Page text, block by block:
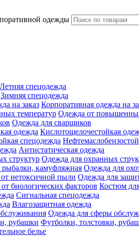
одежды
Летняя спецодежда
Зимняя спецодежда
Корпоративная одежда на
Одежда от
Одежда для сварщиков
Кислотощелочестойкая
Антистатическая одежда
Одежда для охранных
Одежда для
Одежда для
Костюм
Сигнальная спецодежда
Влагозащитная одежда
Одежда для сферы
Футболки, толстовки,
белье